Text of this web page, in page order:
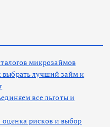
микрозаймов
лучший займ и
все льготы и
рисков и выбор